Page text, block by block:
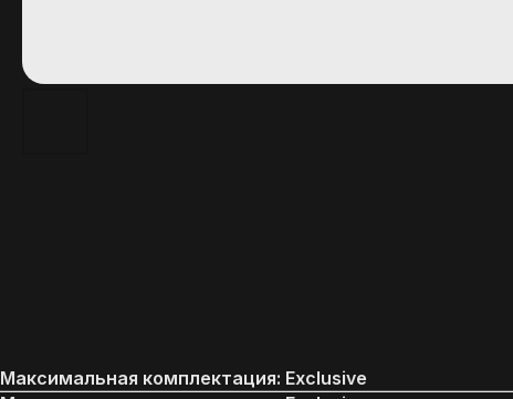
Максимальная комплектация: Exclusive